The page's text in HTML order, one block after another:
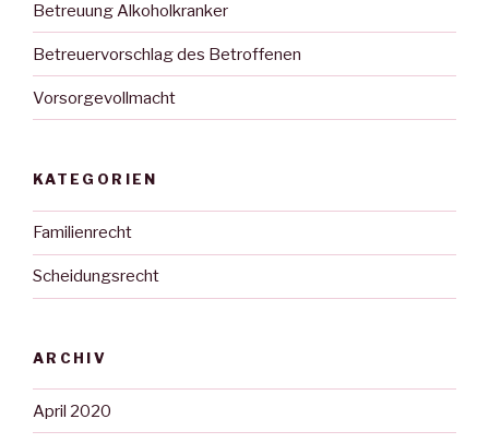
Betreuung Alkoholkranker
Betreuervorschlag des Betroffenen
Vorsorgevollmacht
KATEGORIEN
Familienrecht
Scheidungsrecht
ARCHIV
April 2020